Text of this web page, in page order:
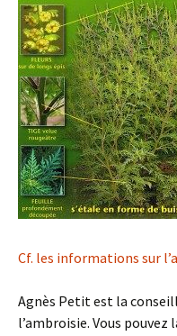
Cf. les informations sur
Agnès Petit est la
l’ambroisie. Vous